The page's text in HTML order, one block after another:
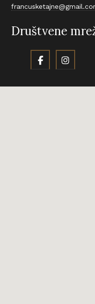
Društvene